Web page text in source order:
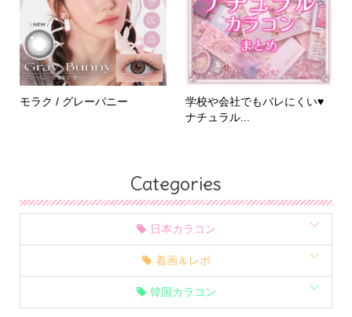
モラク / グレーバニー
学校や会社でもバレにくい♥
ナチュラル...
Categories
日本カラコン
着画＆レポ
韓国カラコン